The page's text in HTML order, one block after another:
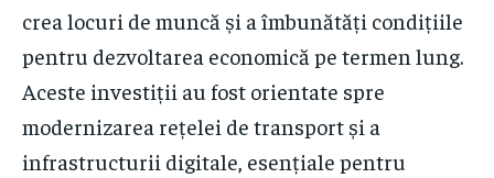
crea locuri de muncă și a îmbunătăți condițiile
pentru dezvoltarea economică pe termen lung.
Aceste investiții au fost orientate spre
modernizarea rețelei de transport și a
infrastructurii digitale, esențiale pentru